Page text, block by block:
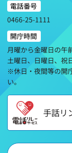
電話番号
0466-25-1111
開庁時間
月曜から金曜日の午
土曜日、日曜日、祝
※休日・夜間等の開
い。
手話リ